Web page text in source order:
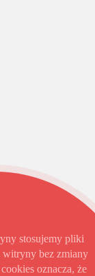
stosujemy pliki
witryny bez zmiany
oznacza, że